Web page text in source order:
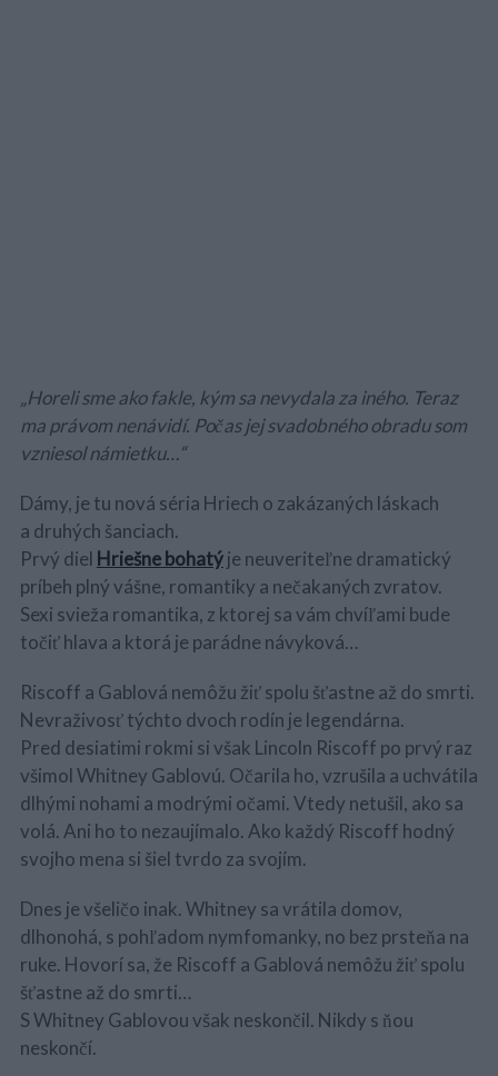
„Horeli sme ako fakle, kým sa nevydala za iného. Teraz
ma právom nenávidí. Počas jej svadobného obradu som
vzniesol námietku…“
Dámy, je tu nová séria Hriech o zakázaných láskach
a druhých šanciach.
Prvý diel Hriešne bohatýje neuveriteľne dramatický
príbeh plný vášne, romantiky a nečakaných zvratov.
Sexi svieža romantika, z ktorej sa vám chvíľami bude
točiť hlava a ktorá je parádne návyková…
Riscoff a Gablová nemôžu žiť spolu šťastne až do smrti.
Nevraživosť týchto dvoch rodín je legendárna.
Pred desiatimi rokmi si však Lincoln Riscoff po prvý raz
všimol Whitney Gablovú. Očarila ho, vzrušila a uchvátila
dlhými nohami a modrými očami. Vtedy netušil, ako sa
volá. Ani ho to nezaujímalo. Ako každý Riscoff hodný
svojho mena si šiel tvrdo za svojím.
Dnes je všeličo inak. Whitney sa vrátila domov,
dlhonohá, s pohľadom nymfomanky, no bez prsteňa na
ruke. Hovorí sa, že Riscoff a Gablová nemôžu žiť spolu
šťastne až do smrti…
S Whitney Gablovou však neskončil. Nikdy s ňou
neskončí.